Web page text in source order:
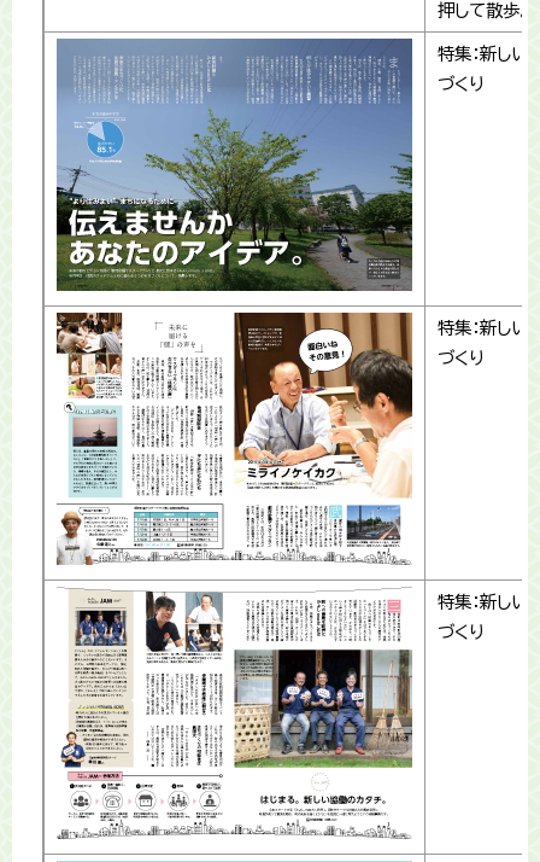
押して散歩。
特集：新しい
づくり
特集：新しい
づくり
特集：新しい
づくり